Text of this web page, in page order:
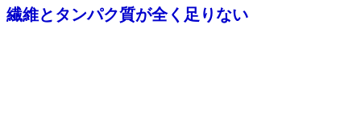
繊維とタンパク質が全く足りない